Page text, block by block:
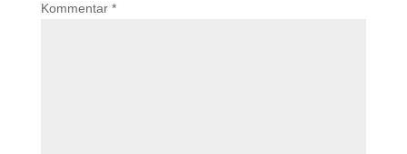
Kommentar *